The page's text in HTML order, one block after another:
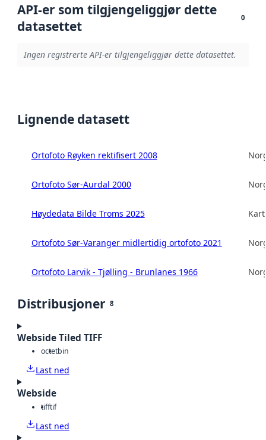
API-er som tilgjengeliggjør dette
datasettet
0
Ingen registrerte API-er tilgjengeliggjør dette datasettet.
Lignende datasett
Ortofoto Røyken rektifisert 2008
Ortofoto Sør-Aurdal 2000
Høydedata Bilde Troms 2025
Ortofoto Sør-Varanger midlertidig ortofoto 2021
Ortofoto Larvik - Tjølling - Brunlanes 1966
Distribusjoner 8
Webside Tiled TIFF
octetbin
Last ned
Webside
tifftif
Last ned